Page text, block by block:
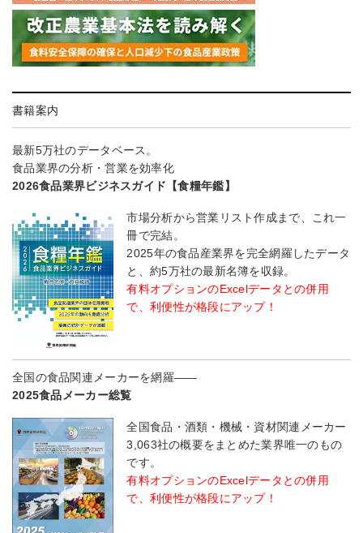
書籍案内
最新5万社のデータベース。
食品業界の分析・営業を効率化
2026食品業界ビジネスガイド【食糧年鑑】
市場分析から営業リスト作成まで、これ一
冊で完結。
2025年の食品産業界を完全網羅したデータ
と、約5万社の最新名簿を収録。
有料オプションのExcelデータとの併用
で、利便性が格段にアップ！
全国の食品関連メーカーを網羅――
2025食品メーカー総覧
全国食品・酒類・機械・資材関連メーカー
3,063社の概要をまとめた業界唯一のもの
です。
有料オプションのExcelデータとの併用
で、利便性が格段にアップ！